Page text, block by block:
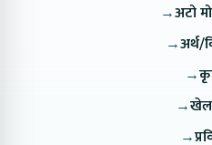
→अटो
→अर्थ/
→
→
→